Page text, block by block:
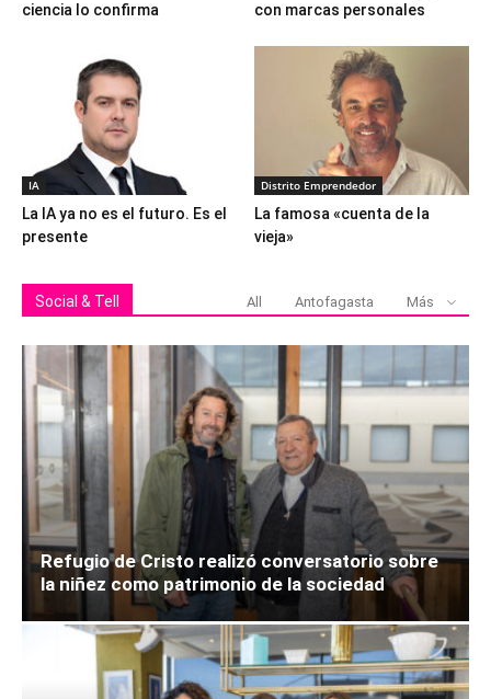
ciencia lo confirma
con marcas personales
IA
La IA ya no es el futuro. Es el
presente
Distrito Emprendedor
La famosa «cuenta de la
vieja»
Social & Tell All Antofagasta Más
Refugio de Cristo realizó conversatorio sobre
la niñez como patrimonio de la sociedad